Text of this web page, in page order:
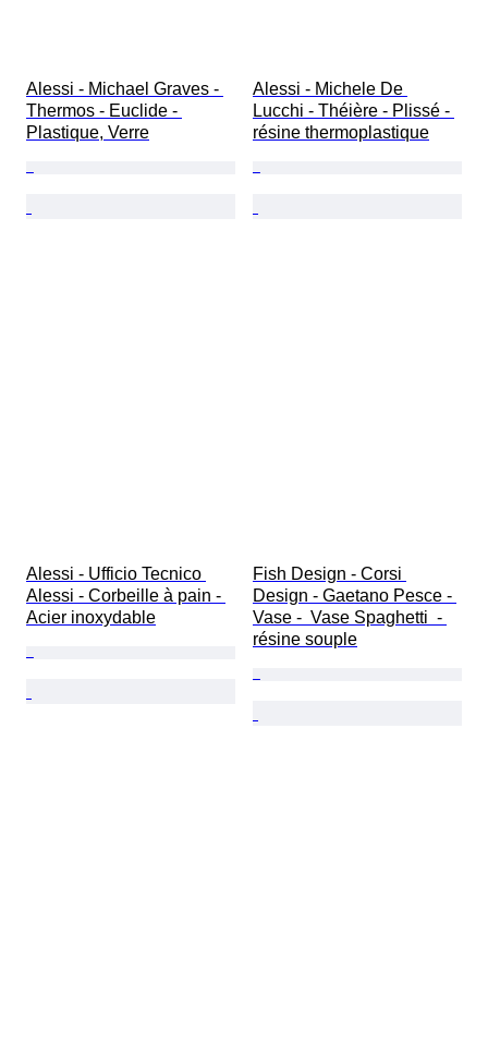
Alessi - Michael Graves -
Thermos - Euclide -
Plastique, Verre
Alessi - Michele De
Lucchi - Théière - Plissé -
résine thermoplastique
Alessi - Ufficio Tecnico
Alessi - Corbeille à pain -
Acier inoxydable
Fish Design - Corsi
Design - Gaetano Pesce -
Vase -  Vase Spaghetti  -
résine souple